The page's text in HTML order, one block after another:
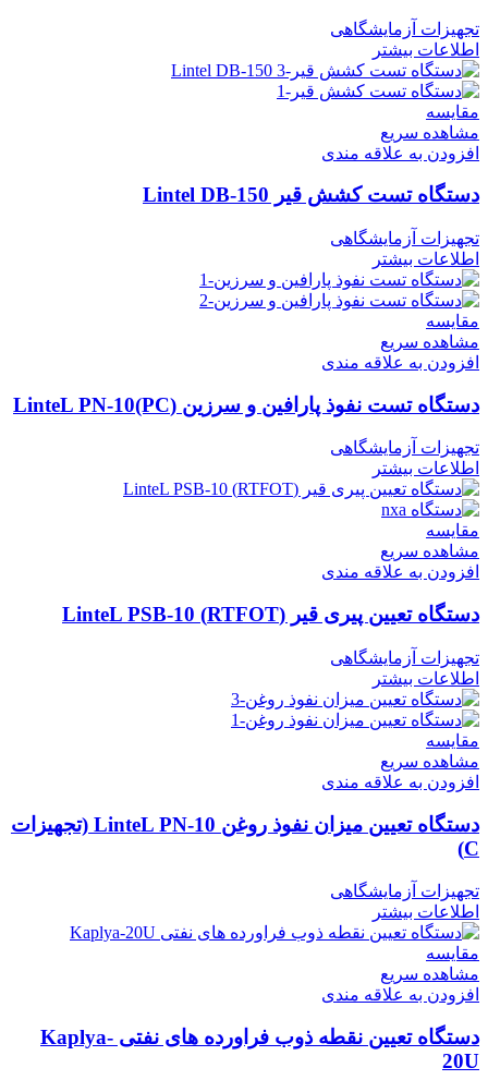
تجهیزات آزمایشگاهی
اطلاعات بیشتر
مقایسه
مشاهده سریع
افزودن به علاقه مندی
دستگاه تست کشش قیر Lintel DB-150
تجهیزات آزمایشگاهی
اطلاعات بیشتر
مقایسه
مشاهده سریع
افزودن به علاقه مندی
دستگاه تست نفوذ پارافین و سرزین (LinteL PN-10(PC
تجهیزات آزمایشگاهی
اطلاعات بیشتر
مقایسه
مشاهده سریع
افزودن به علاقه مندی
دستگاه تعیین پیری قیر (RTFOT) LinteL PSB-10
تجهیزات آزمایشگاهی
اطلاعات بیشتر
مقایسه
مشاهده سریع
افزودن به علاقه مندی
دستگاه تعیین میزان نفوذ روغن LinteL PN-10 (تجهیزات
C)
تجهیزات آزمایشگاهی
اطلاعات بیشتر
مقایسه
مشاهده سریع
افزودن به علاقه مندی
دستگاه تعیین نقطه ذوب فراورده های نفتی Kaplya-
20U